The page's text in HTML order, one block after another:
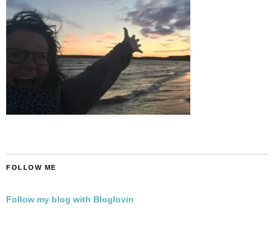
FOLLOW ME
Follow my blog with Bloglovin